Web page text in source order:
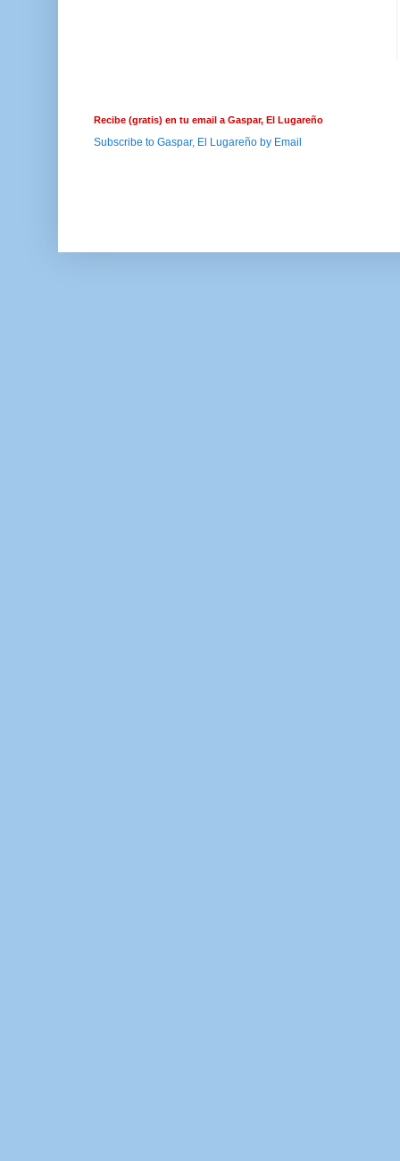
Recibe (gratis) en tu email a Gaspar, El Lugareño
Subscribe to Gaspar, El Lugareño by Email